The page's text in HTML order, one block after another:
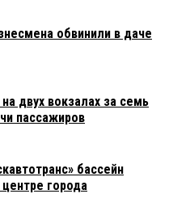
обвинили в даче
двух вокзалах за семь
пассажиров
бассейн
города